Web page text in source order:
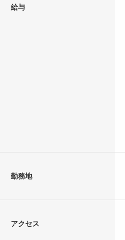
給与
勤務地
アクセス